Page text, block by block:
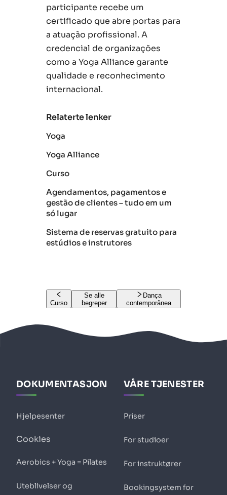
participante recebe um
certificado que abre portas para
a atuação profissional. A
credencial de organizações
como a Yoga Alliance garante
qualidade e reconhecimento
internacional.
Relaterte lenker
Yoga
Yoga Alliance
Curso
Agendamentos, pagamentos e
gestão de clientes – tudo em um
só lugar
Sistema de reservas gratuito para
estúdios e instrutores
Curso
Se alle
begreper
Dança
contemporânea
DOKUMENTASJON
Hjelpesenter
Cookies
Aerobics + Yoga = Pilates
Uteblivelser og
VÅRE TJENESTER
Priser
For studioer
For instruktører
Bookingsystem for